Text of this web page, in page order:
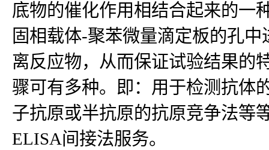
底物的催化作用相结合起来的一
固相载体-聚苯微量滴定板的孔
离反应物，从而保证试验结果的
骤可有多种。即：用于检测抗体
子抗原或半抗原的抗原竞争法等
ELISA间接法服务。